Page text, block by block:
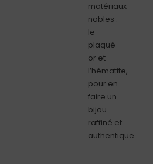
matériaux
nobles :
le
plaqué
or et
l’hématite,
pour en
faire un
bijou
raffiné et
authentique.